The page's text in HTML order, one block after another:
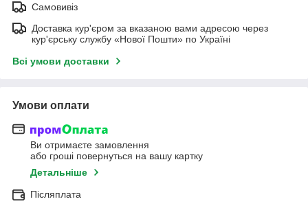
Самовивіз
Доставка кур'єром за вказаною вами адресою через
кур'єрську службу «Нової Пошти» по Україні
Всі умови доставки
Умови оплати
Ви отримаєте замовлення
або гроші повернуться на вашу картку
Детальніше
Післяплата